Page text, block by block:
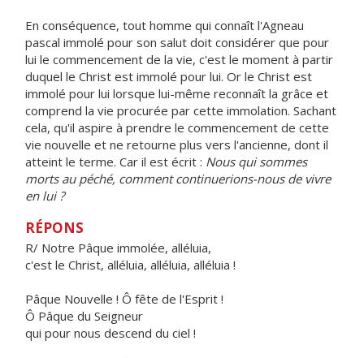
En conséquence, tout homme qui connaît l'Agneau
pascal immolé pour son salut doit considérer que pour
lui le commencement de la vie, c'est le moment à partir
duquel le Christ est immolé pour lui. Or le Christ est
immolé pour lui lorsque lui-même reconnaît la grâce et
comprend la vie procurée par cette immolation. Sachant
cela, qu'il aspire à prendre le commencement de cette
vie nouvelle et ne retourne plus vers l'ancienne, dont il
atteint le terme. Car il est écrit : Nous qui sommes
morts au péché, comment continuerions-nous de vivre
en lui ?
RÉPONS
R/ Notre Pâque immolée, alléluia,
c'est le Christ, alléluia, alléluia, alléluia !
Pâque Nouvelle ! Ô fête de l'Esprit !
Ô Pâque du Seigneur
qui pour nous descend du ciel !